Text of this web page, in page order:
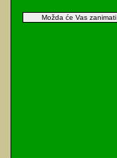
Možda će Vas zanimati